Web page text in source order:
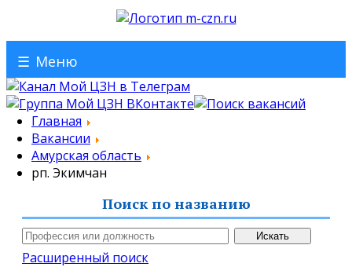
☰ Меню
Главная
Вакансии
Амурская область
рп. Экимчан
Поиск по названию
Расширенный поиск